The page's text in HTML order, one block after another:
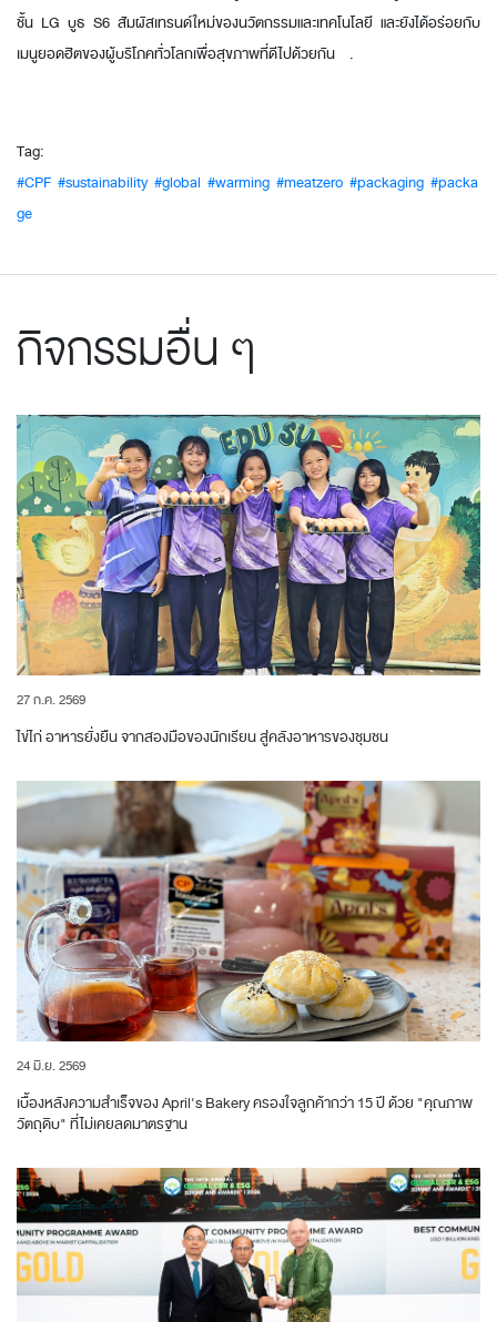
ชั้น LG บูธ S6 สัมผัสเทรนด์ใหม่ของนวัตกรรมและเทคโนโลยี และยังได้อร่อยกับ
เมนูยอดฮิตของผู้บริโภคทั่วโลกเพื่อสุขภาพที่ดีไปด้วยกัน .
Tag:
#CPF #sustainability #global #warming #meatzero #packaging #packa
ge
กิจกรรมอื่น ๆ
27 ก.ค. 2569
ไข่ไก่ อาหารยั่งยืน จากสองมือของนักเรียน สู่คลังอาหารของชุมชน
24 มิ.ย. 2569
เบื้องหลังความสำเร็จของ April's Bakery ครองใจลูกค้ากว่า 15 ปี ด้วย "คุณภาพ
วัตถุดิบ" ที่ไม่เคยลดมาตรฐาน